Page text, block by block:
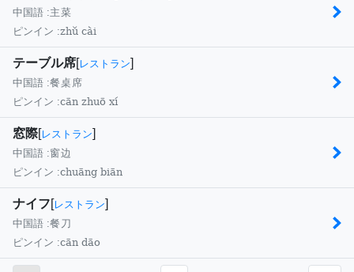
中国語 :主菜
ピンイン :zhǔ cài
テーブル席[レストラン]
中国語 :餐桌席
ピンイン :cān zhuō xí
窓際[レストラン]
中国語 :窗边
ピンイン :chuāng biān
ナイフ[レストラン]
中国語 :餐刀
ピンイン :cān dāo